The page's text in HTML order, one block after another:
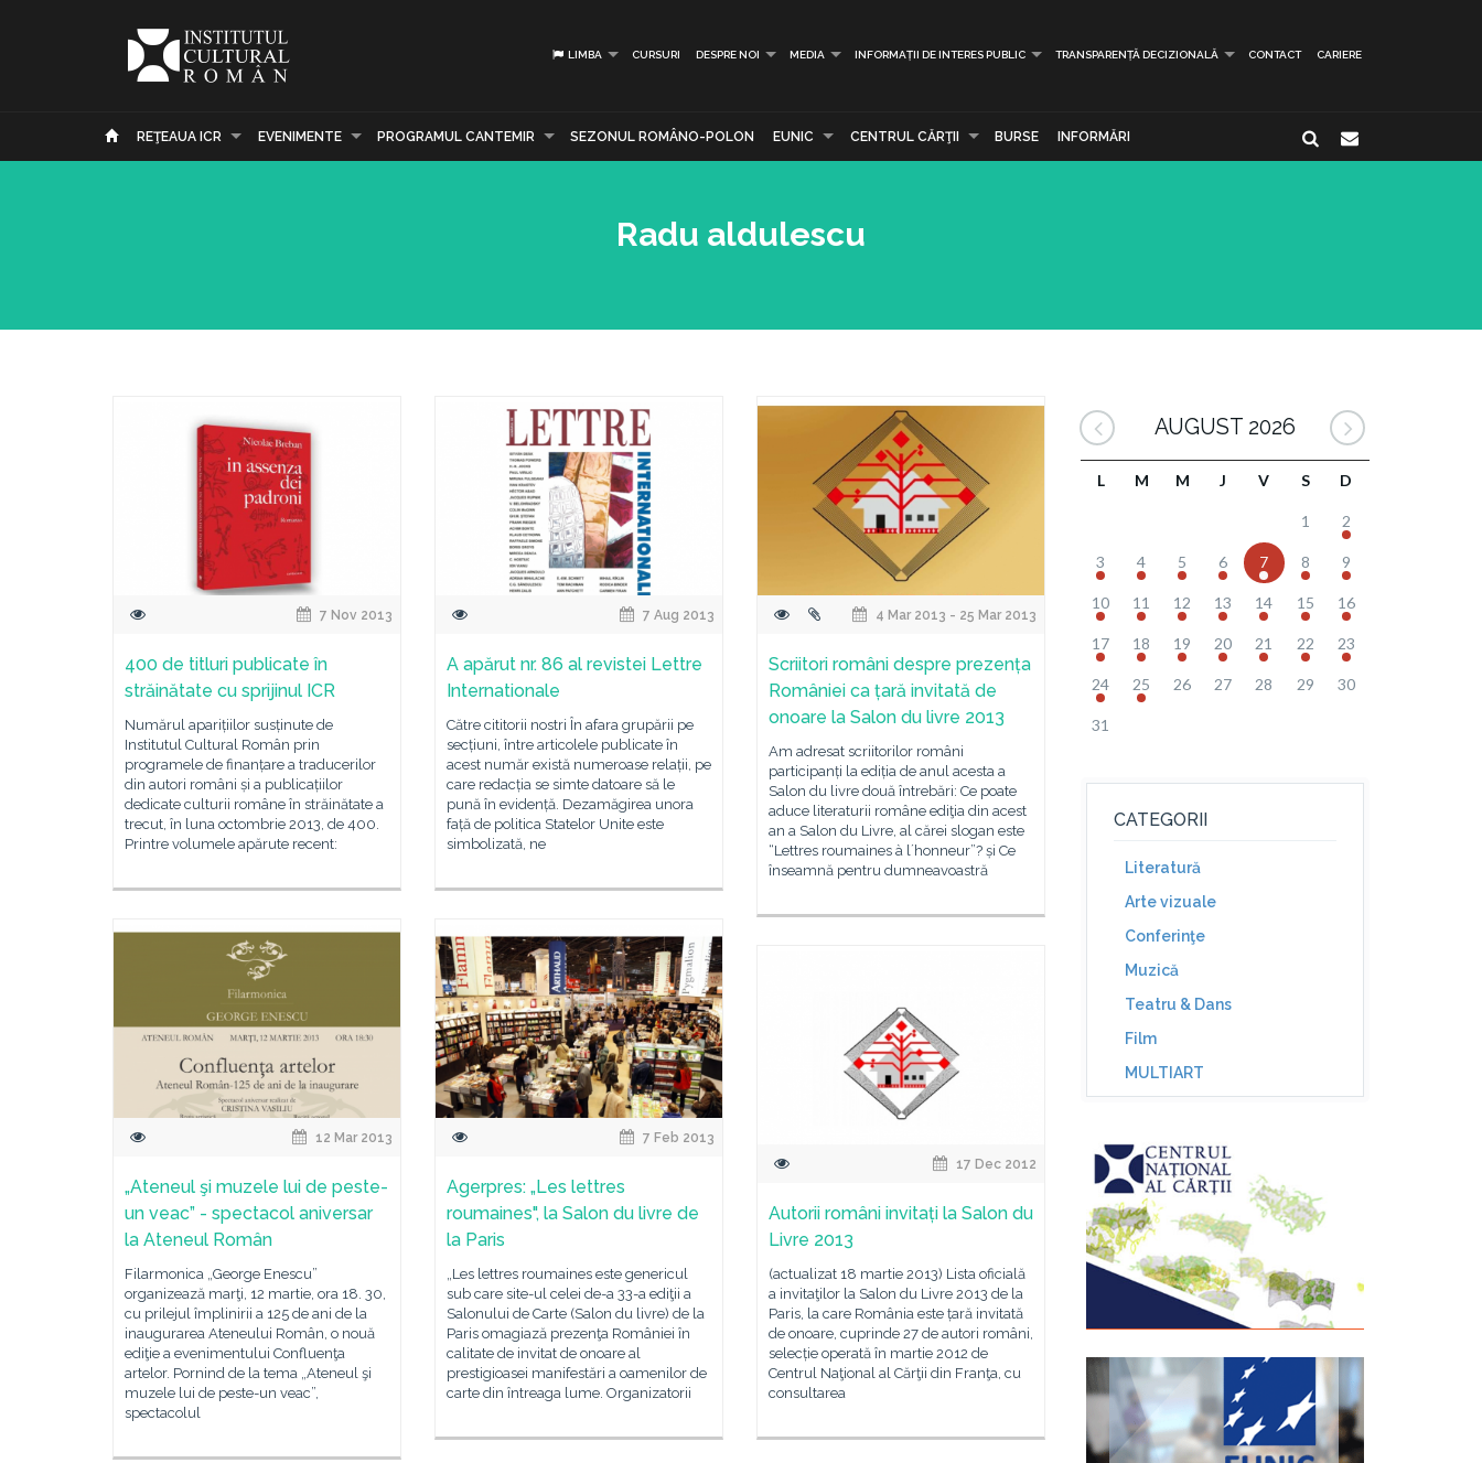
LIMBA CURSURI DESPRE NOI MEDIA INFORMAȚII DE INTERES PUBLIC TRANSPARENȚĂ DECIZIONALĂ CONTACT CARIERE
REŢEAUA ICR EVENIMENTE PROGRAMUL CANTEMIR SEZONUL ROMÂNO-POLON EUNIC CENTRUL CĂRŢII BURSE INFORMĂRI
Radu aldulescu
7 Nov 2013
400 de titluri publicate în
străinătate cu sprijinul ICR
Numărul aparițiilor susținute de
Institutul Cultural Român prin
programele de finanțare a traducerilor
din autori români și a publicațiilor
dedicate culturii române în străinătate a
trecut, în luna octombrie 2013, de 400.
Printre volumele apărute recent:
7 Aug 2013
A apărut nr. 86 al revistei Lettre
Internationale
Către cititorii nostri În afara grupării pe
secțiuni, între articolele publicate în
acest număr există numeroase relații, pe
care redacția se simte datoare să le
pună în evidență. Dezamăgirea unora
față de politica Statelor Unite este
simbolizată, ne
4 Mar 2013 - 25 Mar 2013
Scriitori români despre prezența
României ca țară invitată de
onoare la Salon du livre 2013
Am adresat scriitorilor români
participanți la ediția de anul acesta a
Salon du livre două întrebări: Ce poate
aduce literaturii române ediţia din acest
an a Salon du Livre, al cărei slogan este
“Lettres roumaines à lʼhonneur”? și Ce
înseamnă pentru dumneavoastră
12 Mar 2013
„Ateneul şi muzele lui de peste-
un veac” - spectacol aniversar
la Ateneul Român
Filarmonica „George Enescu”
organizează marţi, 12 martie, ora 18. 30,
cu prilejul împlinirii a 125 de ani de la
inaugurarea Ateneului Român, o nouă
ediţie a evenimentului Confluenţa
artelor. Pornind de la tema „Ateneul şi
muzele lui de peste-un veac”,
spectacolul
7 Feb 2013
Agerpres: „Les lettres
roumaines", la Salon du livre de
la Paris
„Les lettres roumaines este genericul
sub care site-ul celei de-a 33-a ediţii a
Salonului de Carte (Salon du livre) de la
Paris omagiază prezenţa României în
calitate de invitat de onoare al
prestigioasei manifestări a oamenilor de
carte din întreaga lume. Organizatorii
17 Dec 2012
Autorii români invitați la Salon du
Livre 2013
(actualizat 18 martie 2013) Lista oficială
a invitaţilor la Salon du Livre 2013 de la
Paris, la care România este țară invitată
de onoare, cuprinde 27 de autori români,
selecție operată în martie 2012 de
Centrul Naţional al Cărţii din Franţa, cu
consultarea
AUGUST 2026
L M M J V S D
1 2
3 4 5 6 7 8 9
10 11 12 13 14 15 16
17 18 19 20 21 22 23
24 25 26 27 28 29 30
31
CATEGORII
Literatură
Arte vizuale
Conferinţe
Muzică
Teatru & Dans
Film
MULTIART